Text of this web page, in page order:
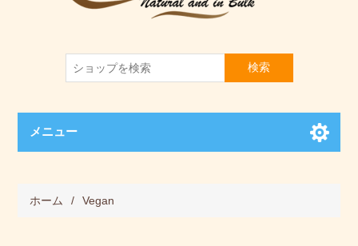
検索
メニュー
ホーム / Vegan